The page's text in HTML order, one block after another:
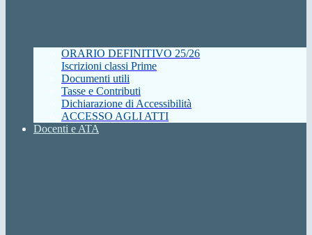
ORARIO DEFINITIVO 25/26
Iscrizioni classi Prime
Documenti utili
Tasse e Contributi
Dichiarazione di Accessibilità
ACCESSO AGLI ATTI
Docenti e ATA